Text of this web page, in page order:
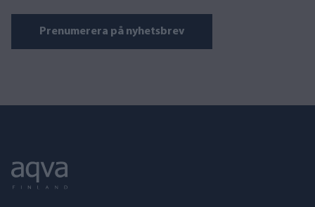
Prenumerera på nyhetsbrev